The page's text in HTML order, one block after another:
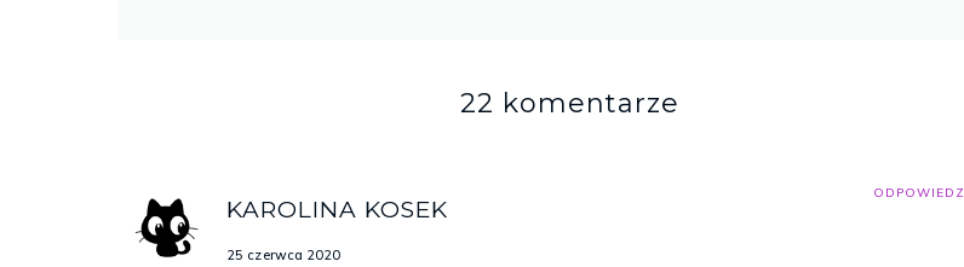
22 komentarze
ODPOWIEDZ
KAROLINA KOSEK
25 czerwca 2020